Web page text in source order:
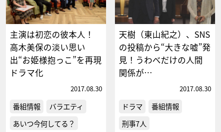
主演は初恋の彼本人！
高木美保の淡い思い
出“お姫様抱っこ”を再現
ドラマ化
2017.08.30
番組情報
バラエティ
あいつ今何してる？
天樹（東山紀之）、SNS
の投稿から“大きな嘘”発
見！うわべだけの人間
関係が…
2017.08.30
ドラマ
番組情報
刑事7人